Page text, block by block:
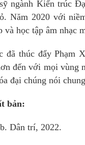
ngành Kiến trúc
Năm 2020 với
học tập âm nhạc
đã thúc đẩy Phạm
đến với mọi vùng
đại chúng nói
bản:
Dân trí, 2022.